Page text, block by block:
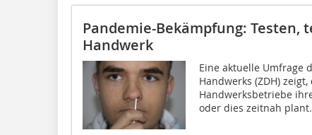
Pandemie-Bekämpfung: Testen,
Handwerk
Eine aktuelle Umfrage
Handwerks (ZDH)
Handwerksbetriebe
oder dies zeitnah